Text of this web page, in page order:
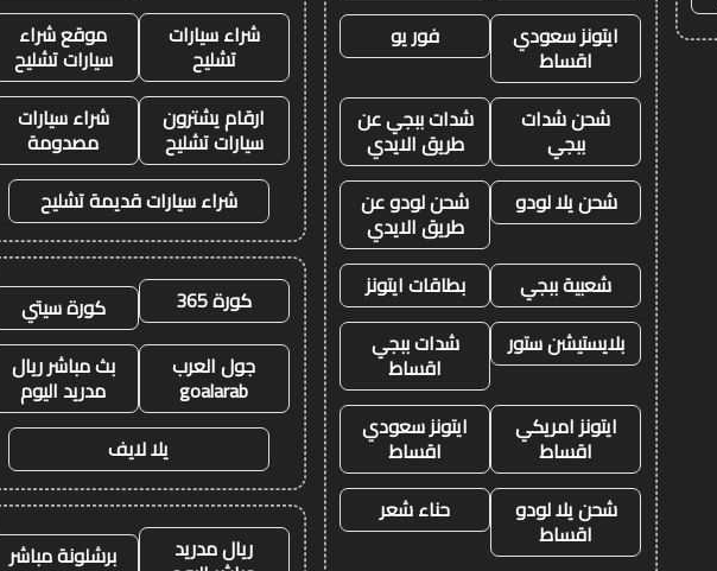
ايتونز سعودي
اقساط
فور يو
شحن شدات
ببجي
شدات ببجي عن
طريق الايدي
شحن يلا لودو
شحن لودو عن
طريق الايدي
شعبية ببجي
بطاقات ايتونز
بلايستيشن ستور
شدات ببجي
اقساط
ايتونز امريكي
اقساط
ايتونز سعودي
اقساط
شحن يلا لودو
اقساط
حناء شعر
شراء سيارات
تشليح
موقع شراء
سيارات تشليح
ارقام يشترون
سيارات تشليح
شراء سيارات
مصدومة
شراء سيارات قديمة تشليح
كورة 365
كورة سيتي
جول العرب
goalarab
بث مباشر ريال
مدريد اليوم
يلا لايف
ريال مدريد برشلونة مباشر